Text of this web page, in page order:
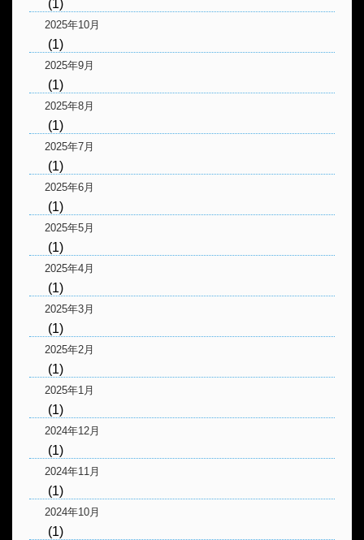
(1)
2025年10月
(1)
2025年9月
(1)
2025年8月
(1)
2025年7月
(1)
2025年6月
(1)
2025年5月
(1)
2025年4月
(1)
2025年3月
(1)
2025年2月
(1)
2025年1月
(1)
2024年12月
(1)
2024年11月
(1)
2024年10月
(1)